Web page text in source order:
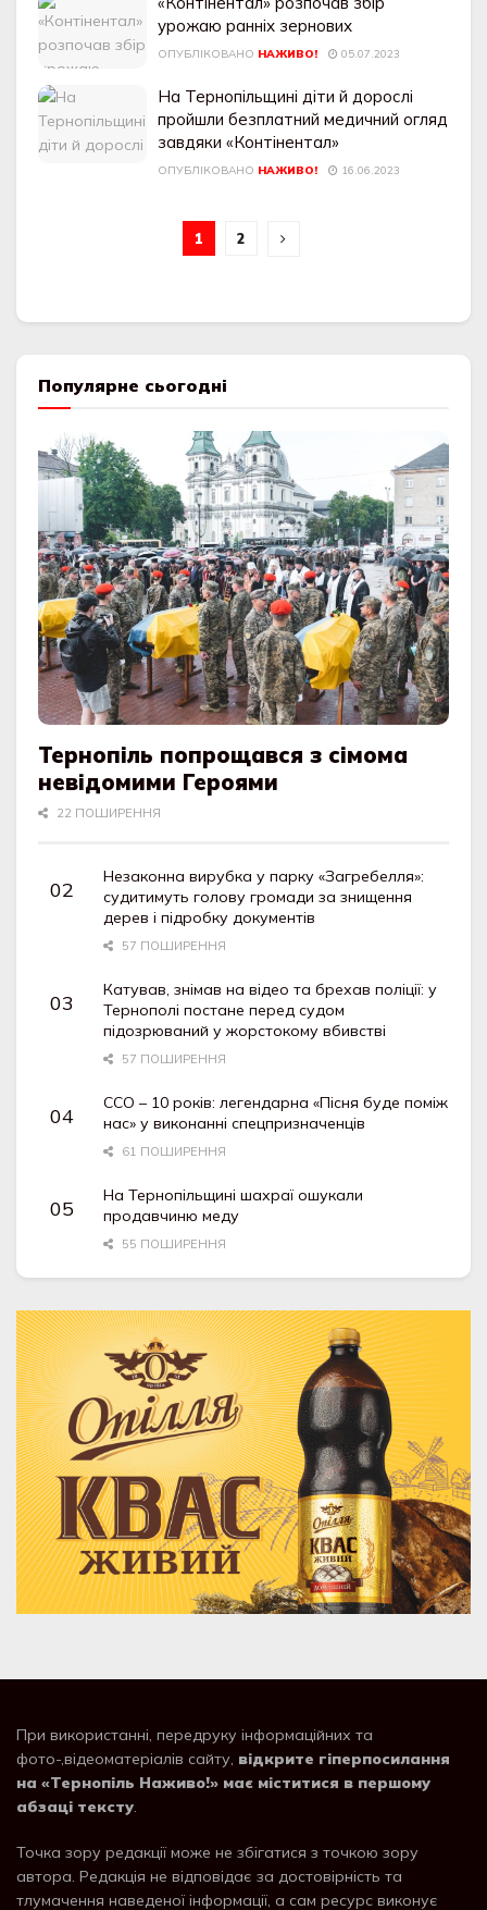
урожаю ранніх зернових
ОПУБЛІКОВАНО НАЖИВО! 05.07.2023
На Тернопільщині діти й дорослі
пройшли безплатний медичний огляд
завдяки «Контінентал»
ОПУБЛІКОВАНО НАЖИВО! 16.06.2023
1 2
Популярне сьогодні
Тернопіль попрощався з сімома
невідомими Героями
22 ПОШИРЕННЯ
Незаконна вирубка у парку «Загребелля»:
судитимуть голову громади за знищення
дерев і підробку документів
57 ПОШИРЕННЯ
Катував, знімав на відео та брехав поліції: у
Тернополі постане перед судом
підозрюваний у жорстокому вбивстві
57 ПОШИРЕННЯ
ССО – 10 років: легендарна «Пісня буде поміж
нас» у виконанні спецпризначенців
61 ПОШИРЕННЯ
На Тернопільщині шахраї ошукали
продавчиню меду
55 ПОШИРЕННЯ
При використанні, передруку інформаційних та
фото-,відеоматеріалів сайту, відкрите гіперпосилання
на «Тернопіль Наживо!» має міститися в першому
абзаці тексту.
Точка зору редакції може не збігатися з точкою зору
автора. Редакція не відповідає за достовірність та
тлумачення наведеної інформації, а сам ресурс виконує